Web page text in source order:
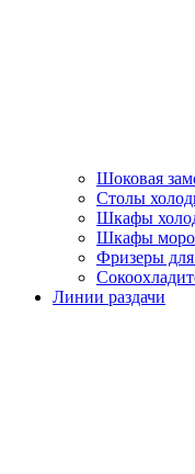
Шоковая
Столы
Шкафы
Шкафы
Фризеры для
Линии раздачи